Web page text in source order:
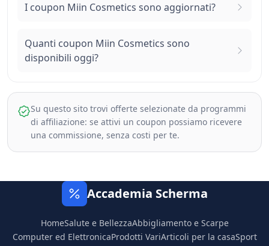
I coupon Miin Cosmetics sono aggiornati?
Quanti coupon Miin Cosmetics sono
disponibili oggi?
Su questo sito trovi offerte selezionate da programmi
di affiliazione: se attivi un coupon possiamo ricevere
una commissione, senza costi per te.
Accademia Scherma
HomeSalute e BellezzaAbbigliamento e Scarpe
Computer ed ElettronicaProdotti VariArticoli per la casaSport